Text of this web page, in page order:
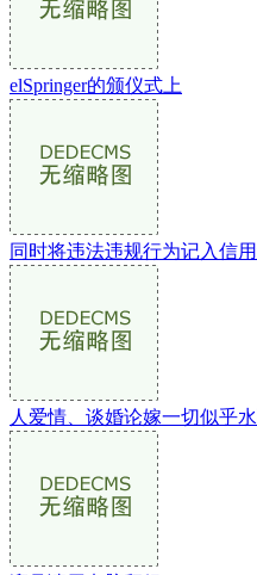
elSpringer的颁仪式上
同时将违法违规行为记入信
人爱情、谈婚论嫁一切似乎